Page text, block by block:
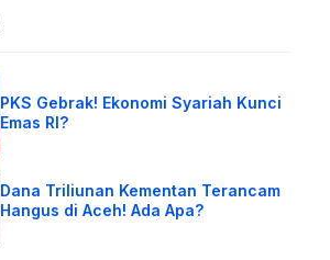
PKS Gebrak! Ekonomi Syariah Kunci
Emas RI?
Dana Triliunan Kementan Terancam
Hangus di Aceh! Ada Apa?